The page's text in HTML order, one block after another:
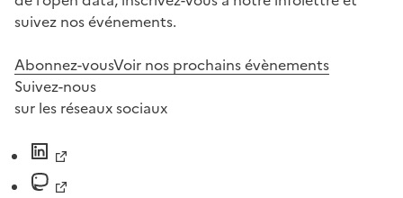
suivez nos événements.
Abonnez-vousVoir nos prochains évènements
Suivez-nous
sur les réseaux sociaux